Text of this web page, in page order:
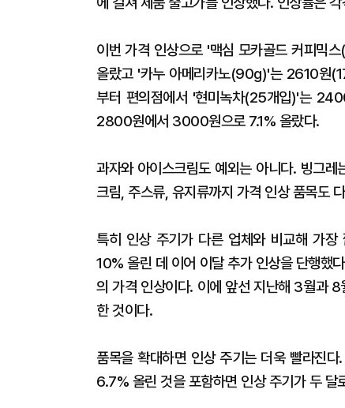
이번 가격 인상으로 '맥심 모카골드 커피
올랐고 '카누 아메리카노(90g)'는 2610원
부터 편의점에서 '현미녹차(25개입)'는
2800원에서 3000원으로 7.1% 올랐다.
과자와 아이스크림도 예외는 아니다. 빙그
크림, 주스류, 유지류까지 가격 인상 품목도
특히 인상 주기가 다른 업체와 비교해 가
10% 올린 데 이어 이달 추가 인상을 단행했
의 가격 인상이다. 이에 앞선 지난해 3월과
한 것이다.
품목을 확대하면 인상 주기는 더욱 빨라진
6.7% 올린 것을 포함하면 인상 주기가 두 달